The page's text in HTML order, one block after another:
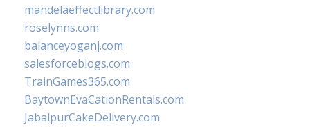
mandelaeffectlibrary.com
roselynns.com
balanceyoganj.com
salesforceblogs.com
TrainGames365.com
BaytownEvaCationRentals.com
JabalpurCakeDelivery.com